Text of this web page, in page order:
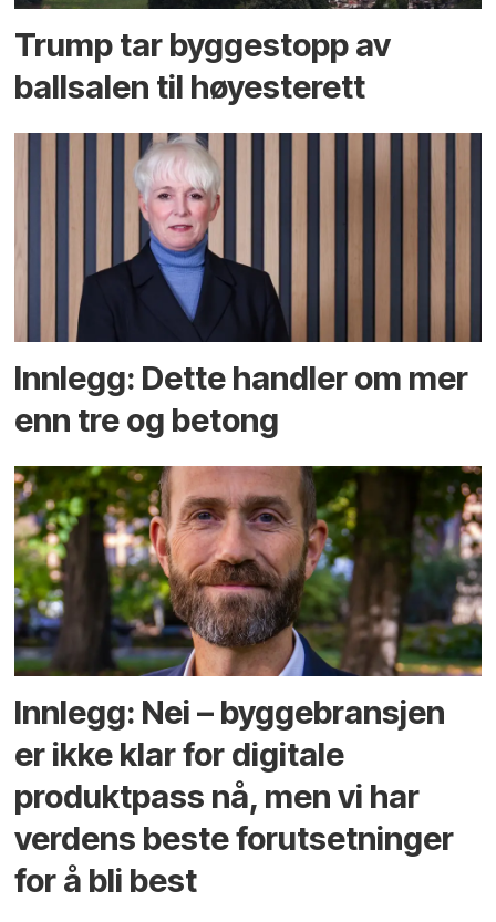
Trump tar byggestopp av
ballsalen til høyesterett
Innlegg: Dette handler om mer
enn tre og betong
Innlegg: Nei – byggebransjen
er ikke klar for digitale
produktpass nå, men vi har
verdens beste forutsetninger
for å bli best